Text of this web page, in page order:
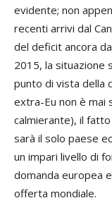
evidente; non
recenti arrivi dal
del deficit ancora
2015, la situazione
punto di vista della
extra-Eu non è mai
calmierante), il
sarà il solo paese
un impari livello di
domanda europea
offerta mondiale.